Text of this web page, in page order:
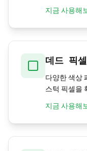
지금 사용해
데드 픽
다양한 색상
스턱 픽셀을
지금 사용해